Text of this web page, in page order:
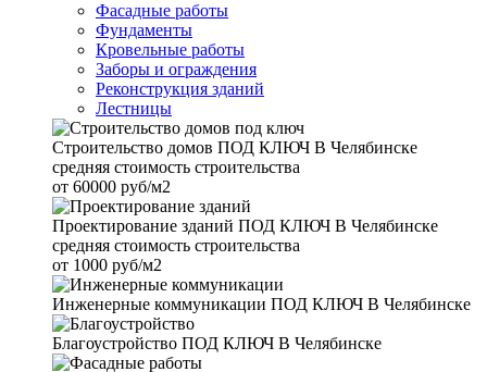
Фасадные работы
Фундаменты
Кровельные работы
Заборы и ограждения
Реконструкция зданий
Лестницы
Строительство домов ПОД КЛЮЧ В Челябинске
средняя стоимость строительства
от 60000 руб/м2
Проектирование зданий ПОД КЛЮЧ В Челябинске
средняя стоимость строительства
от 1000 руб/м2
Инженерные коммуникации ПОД КЛЮЧ В Челябинске
Благоустройство ПОД КЛЮЧ В Челябинске